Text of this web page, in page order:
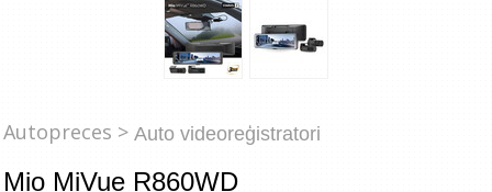
Aizmirsāt paroli?
Tīkla produkti
Autopreces > Auto videoreģistratori
Mio MiVue R860WD